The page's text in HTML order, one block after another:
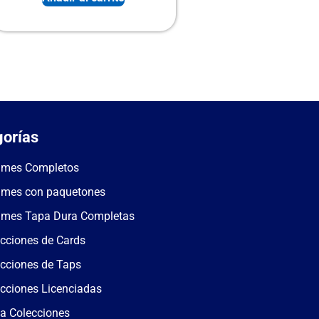
Completos
con paquetones
Tapa Dura Completas
de Cards
de Taps
Licenciadas
Colecciones